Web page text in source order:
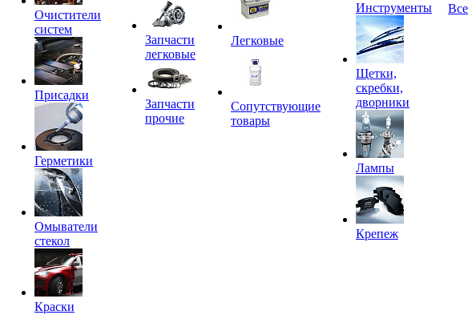
Очистители
систем
Присадки
Герметики
Омыватели
стекол
Краски
Запчасти
легковые
Запчасти
прочие
Легковые
Сопутствующие
товары
Инструменты
Щетки,
скребки,
дворники
Лампы
Крепеж
Все